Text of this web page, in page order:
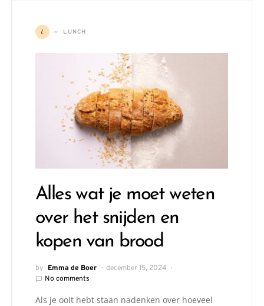
L LUNCH
Alles wat je moet weten
over het snijden en
kopen van brood
by Emma de Boer
december 15, 2024
No comments
Als je ooit hebt staan nadenken over hoeveel